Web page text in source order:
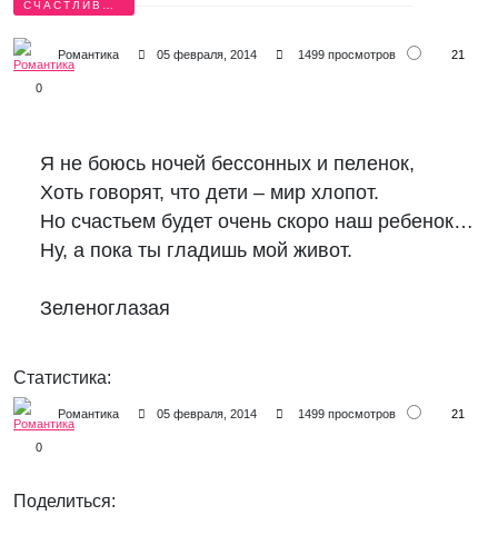
СЧАСТЛИВЫЕ
Романтика 05 февраля, 2014 1499 просмотров 21
0
Я не боюсь ночей бессонных и пеленок,
Хоть говорят, что дети – мир хлопот.
Но счастьем будет очень скоро наш ребенок…
Ну, а пока ты гладишь мой живот.
Зеленоглазая
Статистика:
Романтика 05 февраля, 2014 1499 просмотров 21
0
Поделиться: